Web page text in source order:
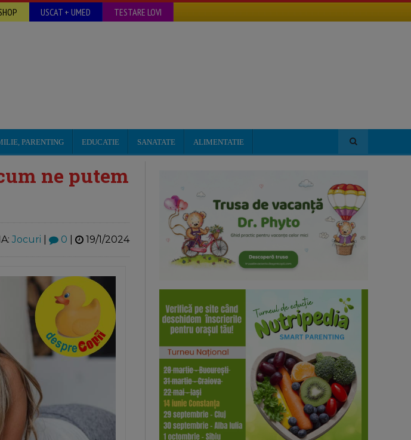
USCAT + UMED TESTARE LOVI
PARENTING EDUCATIE SANATATE ALIMENTATIE
ne putem
Jocuri 0 19/1/2024